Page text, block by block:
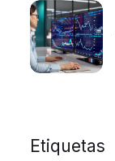
Etiquetas